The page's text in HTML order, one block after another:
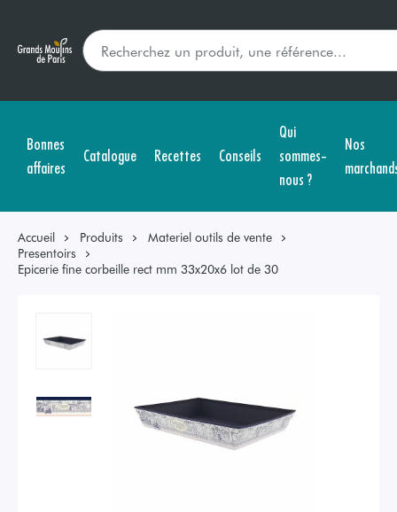
Bonnes
affaires
Catalogue Recettes Conseils
Qui
sommes-
nous ?
Nos
Accueil Produits
Materiel outils de vente
Presentoirs
Epicerie fine corbeille rect mm 33x20x6 lot de 30